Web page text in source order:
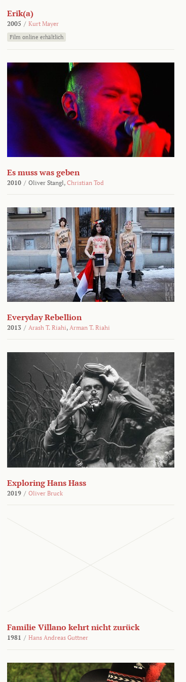
Erik(a)
2005 / Kurt Mayer
Film online erhältlich
Es muss was geben
2010 / Oliver Stangl, Christian Tod
Everyday Rebellion
2013 / Arash T. Riahi, Arman T. Riahi
Exploring Hans Hass
2019 / Oliver Bruck
Familie Villano kehrt nicht zurück
1981 / Hans Andreas Guttner